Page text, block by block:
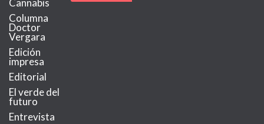
Cannabis
Columna
Doctor
Vergara
Edición
impresa
Editorial
El verde del
futuro
Entrevista